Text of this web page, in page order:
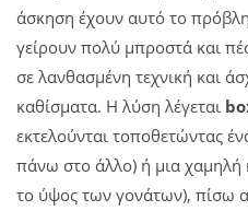
άσκηση έχουν αυτό το
γείρουν πολύ μπροστά και
σε λανθασμένη τεχνική και
καθίσματα. Η λύση λέγεται
εκτελούνται τοποθετώντας
πάνω στο άλλο) ή μια
το ύψος των γονάτων), πίσω